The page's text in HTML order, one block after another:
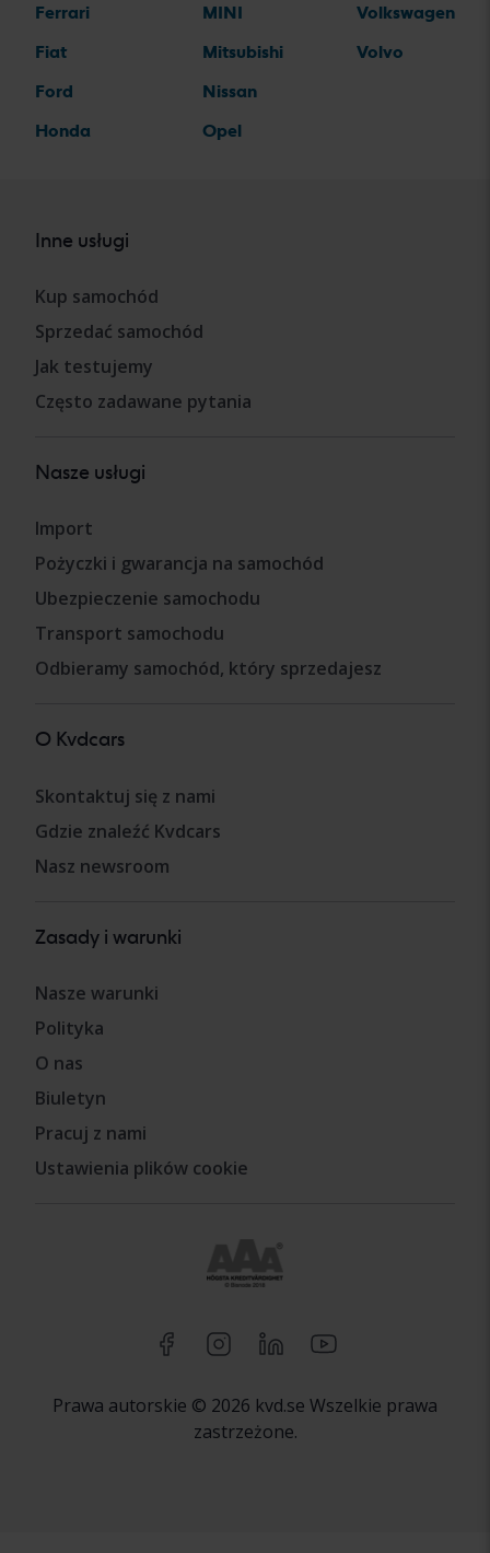
Ferrari
Fiat
Ford
Honda
MINI
Mitsubishi
Nissan
Opel
Volkswagen
Volvo
Inne usługi
Kup samochód
Sprzedać samochód
Jak testujemy
Często zadawane pytania
Nasze usługi
Import
Pożyczki i gwarancja na samochód
Ubezpieczenie samochodu
Transport samochodu
Odbieramy samochód, który sprzedajesz
O Kvdcars
Skontaktuj się z nami
Gdzie znaleźć Kvdcars
Nasz newsroom
Zasady i warunki
Nasze warunki
Polityka
O nas
Biuletyn
Pracuj z nami
Ustawienia plików cookie
Prawa autorskie © 2026 kvd.se Wszelkie prawa
zastrzeżone.